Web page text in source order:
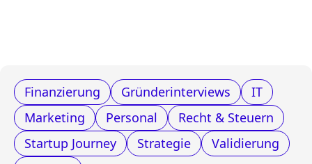
Finanzierung Gründerinterviews
IT
Marketing
Personal
Recht & Steuern
Startup Journey
Strategie
Validierung